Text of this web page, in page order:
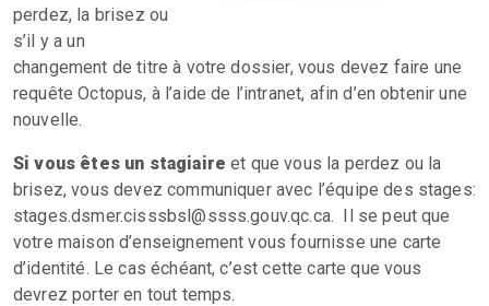
perdez, la brisez ou
s’il y a un
changement de titre à votre dossier, vous devez faire une
requête Octopus, à l’aide de l’intranet, afin d’en obtenir une
nouvelle.
Si vous êtes un stagiaireet que vous la perdez ou la
brisez, vous devez communiquer avec l’équipe des stages:
stages.dsmer.cisssbsl@ssss.gouv.qc.ca. Il se peut que
votre maison d’enseignement vous fournisse une carte
d’identité. Le cas échéant, c’est cette carte que vous
devrez porter en tout temps.